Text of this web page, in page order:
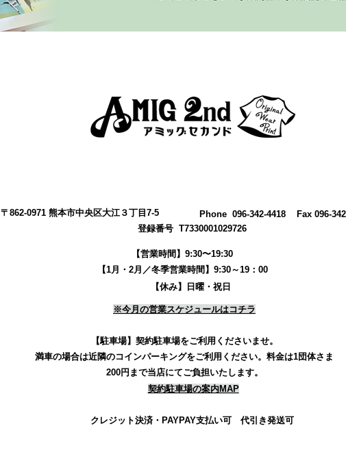
〒862-0971 熊本市中央区大江３丁目7-5
登録番号 T7330001029726
​Phone 096-342-4418 Fax 096-
【営業時間】9:30〜19:30
【1月・2月／冬季営業時間】9:30～19：00
【休み】日曜・祝日
※今月の営業スケジュールはコチラ
【駐車場】契約駐車場をご利用くださいませ。
満車の場合は近隣のコインパーキングをご利用ください。 料金は1団体さま
200円まで当店にてご負担いたします。
契約駐車場の案内MAP
クレジット決済・PAYPAY支払い可 代引き発送可